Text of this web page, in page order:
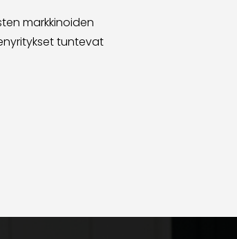
markkinoiden
tuntevat